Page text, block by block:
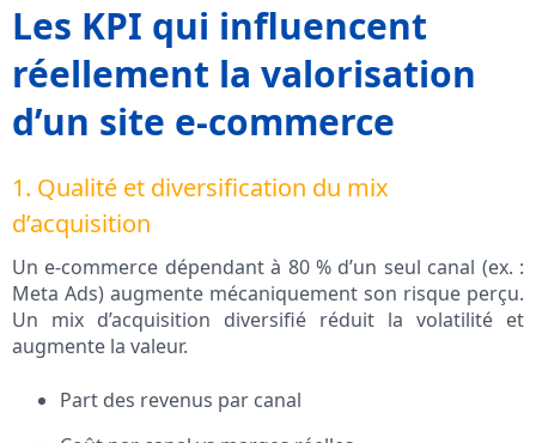
Les KPI qui influencent
réellement la valorisation
d’un site e‑commerce
1. Qualité et diversification du mix
d’acquisition
Un e‑commerce dépendant à 80 % d’un seul canal (ex. :
Meta Ads) augmente mécaniquement son risque perçu.
Un mix d’acquisition diversifié réduit la volatilité et
augmente la valeur.
Part des revenus par canal